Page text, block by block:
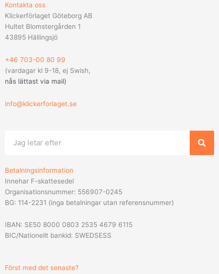
Kontakta oss
Klickerförlaget Göteborg AB
Hultet Blomstergården 1
43895 Hällingsjö
+46 703-00 80 99
(vardagar kl 9-18, ej Swish,
nås lättast via mail)
info@klickerforlaget.se
Betalningsinformation
Innehar F-skattesedel
Organisationsnummer: 556907-0245
BG: 114-2231 (inga betalningar utan referensnummer)
IBAN: SE50 8000 0803 2535 4679 6115
BIC/Nationellt bankid: SWEDSESS
Först med det senaste?